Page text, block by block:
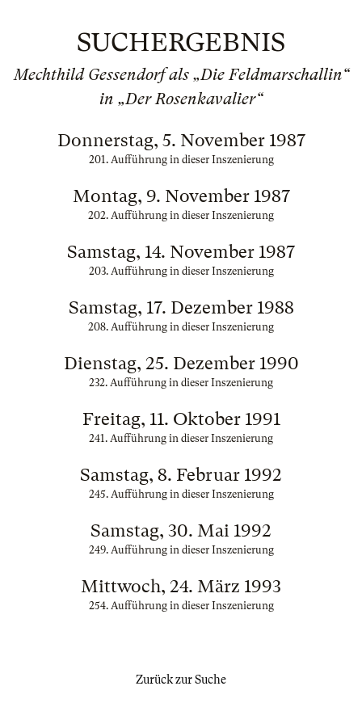
SUCHERGEBNIS
Mechthild Gessendorf als „Die Feldmarschallin“
in „Der Rosenkavalier“
Donnerstag, 5. November 1987
201. Aufführung in dieser Inszenierung
Montag, 9. November 1987
202. Aufführung in dieser Inszenierung
Samstag, 14. November 1987
203. Aufführung in dieser Inszenierung
Samstag, 17. Dezember 1988
208. Aufführung in dieser Inszenierung
Dienstag, 25. Dezember 1990
232. Aufführung in dieser Inszenierung
Freitag, 11. Oktober 1991
241. Aufführung in dieser Inszenierung
Samstag, 8. Februar 1992
245. Aufführung in dieser Inszenierung
Samstag, 30. Mai 1992
249. Aufführung in dieser Inszenierung
Mittwoch, 24. März 1993
254. Aufführung in dieser Inszenierung
Zurück zur Suche